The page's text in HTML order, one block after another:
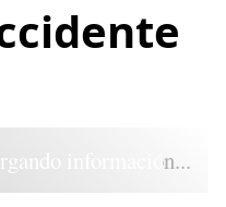
información...